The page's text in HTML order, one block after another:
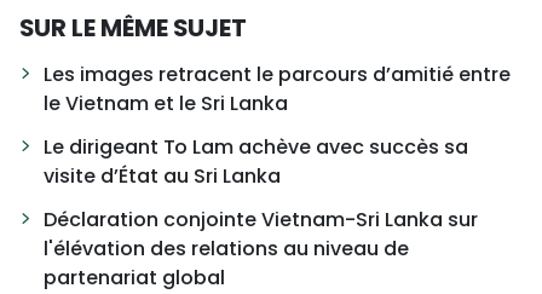
SUR LE MÊME SUJET
Les images retracent le parcours d’amitié entre
le Vietnam et le Sri Lanka
Le dirigeant To Lam achève avec succès sa
visite d’État au Sri Lanka
Déclaration conjointe Vietnam-Sri Lanka sur
l'élévation des relations au niveau de
partenariat global